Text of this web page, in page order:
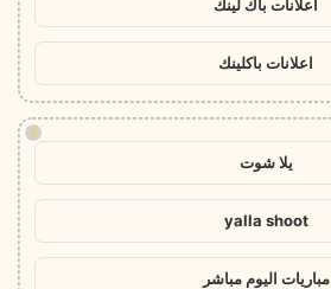
اعلانات باك لينك
اعلانات باكلينك
!
يلا شوت
yalla shoot
مباريات اليوم مباشر